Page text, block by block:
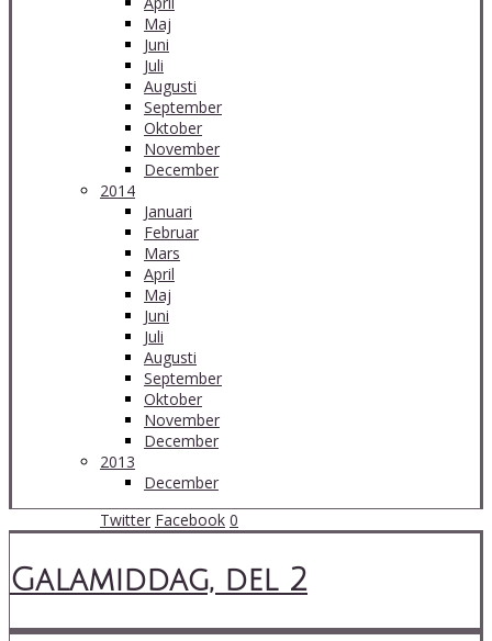
Maj
Juni
Juli
Augusti
September
Oktober
November
December
2014
Januari
Februar
Mars
April
Maj
Juni
Juli
Augusti
September
Oktober
November
December
2013
December
Twitter Facebook 0
Galamiddag, del 2